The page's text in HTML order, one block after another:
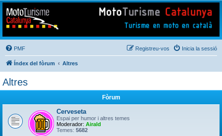
Mototurisme
Turisme en moto en català
PMF Inicia la sessió
Registreu-vos
Índex del fòrum Altres
Altres
Fòrum
Cerveseta
Espai per humor i altres temes
Moderador: Airald
Temes: 5682